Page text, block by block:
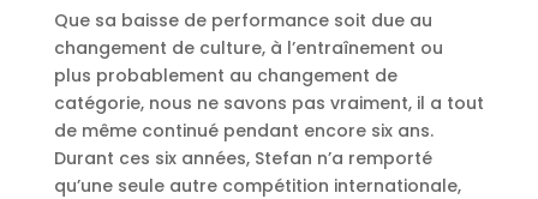
Que sa baisse de performance soit due au
changement de culture, à l’entraînement ou
plus probablement au changement de
catégorie, nous ne savons pas vraiment, il a tout
de même continué pendant encore six ans.
Durant ces six années, Stefan n’a remporté
qu’une seule autre compétition internationale,